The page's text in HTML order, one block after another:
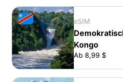
eSIM
Kongo
Ab 8,99 $